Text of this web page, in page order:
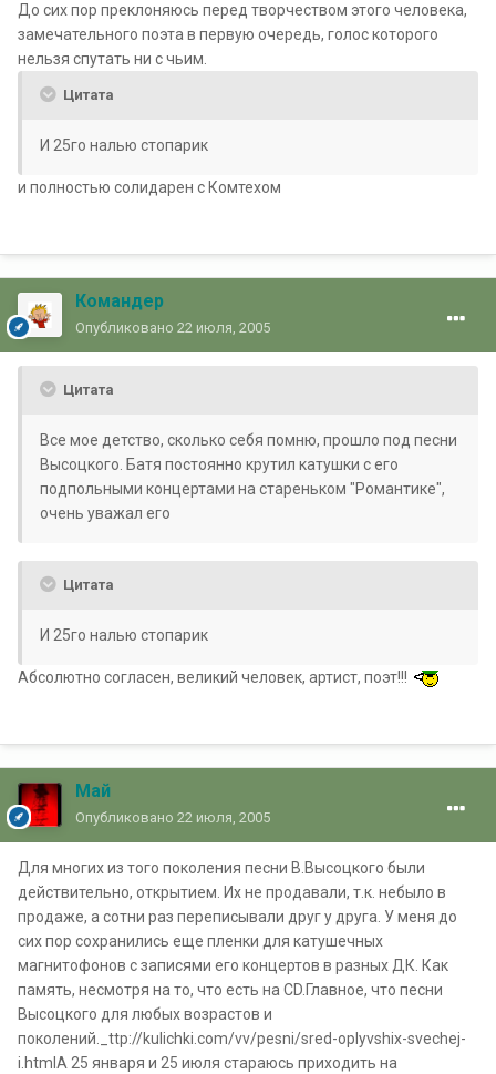
До сих пор преклоняюсь перед творчеством этого человека,
замечательного поэта в первую очередь, голос которого
нельзя спутать ни с чьим.
Цитата
И 25го налью стопарик
и полностью солидарен с Комтехом
Командер
Опубликовано 22 июля, 2005
Цитата
Все мое детство, сколько себя помню, прошло под песни
Высоцкого. Батя постоянно крутил катушки с его
подпольными концертами на стареньком "Романтике",
очень уважал его
Цитата
И 25го налью стопарик
Абсолютно согласен, великий человек, артист, поэт!!!
Май
Опубликовано 22 июля, 2005
Для многих из того поколения песни В.Высоцкого были
действительно, открытием. Их не продавали, т.к. небыло в
продаже, а сотни раз переписывали друг у друга. У меня до
сих пор сохранились еще пленки для катушечных
магнитофонов с записями его концертов в разных ДК. Как
память, несмотря на то, что есть на CD.Главное, что песни
Высоцкого для любых возрастов и
поколений._ttp://kulichki.com/vv/pesni/sred-oplyvshix-svechej-
i.htmlА 25 января и 25 июля стараюсь приходить на